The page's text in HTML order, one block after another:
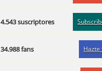
4.543 suscriptores
34.988 fans Hazte